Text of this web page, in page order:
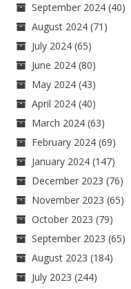
September 2024 (40)
August 2024 (71)
July 2024 (65)
June 2024 (80)
May 2024 (43)
April 2024 (40)
March 2024 (63)
February 2024 (69)
January 2024 (147)
December 2023 (76)
November 2023 (65)
October 2023 (79)
September 2023 (65)
August 2023 (184)
July 2023 (244)